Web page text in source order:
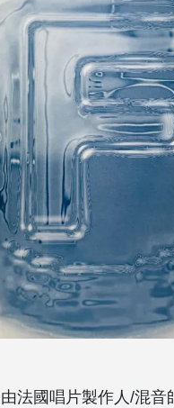
由法國唱片製作人/混